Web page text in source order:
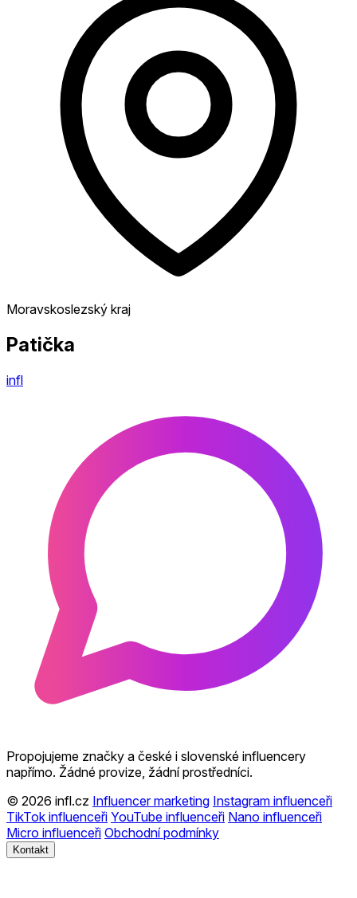
Moravskoslezský kraj
Patička
infl
Propojujeme značky a české i slovenské influencery
napřímo. Žádné provize, žádní prostředníci.
© 2026 infl.cz Influencer marketing Instagram influenceři
TikTok influenceři YouTube influenceři Nano influenceři
Micro influenceři Obchodní podmínky
Kontakt